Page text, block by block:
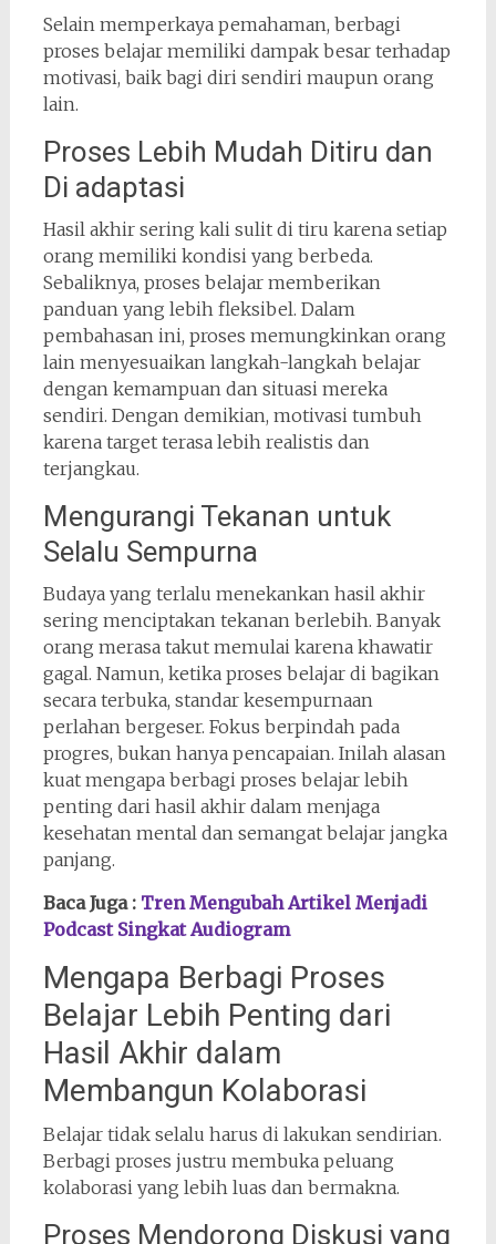
Selain memperkaya pemahaman, berbagi
proses belajar memiliki dampak besar terhadap
motivasi, baik bagi diri sendiri maupun orang
lain.
Proses Lebih Mudah Ditiru dan
Di adaptasi
Hasil akhir sering kali sulit di tiru karena setiap
orang memiliki kondisi yang berbeda.
Sebaliknya, proses belajar memberikan
panduan yang lebih fleksibel. Dalam
pembahasan ini, proses memungkinkan orang
lain menyesuaikan langkah-langkah belajar
dengan kemampuan dan situasi mereka
sendiri. Dengan demikian, motivasi tumbuh
karena target terasa lebih realistis dan
terjangkau.
Mengurangi Tekanan untuk
Selalu Sempurna
Budaya yang terlalu menekankan hasil akhir
sering menciptakan tekanan berlebih. Banyak
orang merasa takut memulai karena khawatir
gagal. Namun, ketika proses belajar di bagikan
secara terbuka, standar kesempurnaan
perlahan bergeser. Fokus berpindah pada
progres, bukan hanya pencapaian. Inilah alasan
kuat mengapa berbagi proses belajar lebih
penting dari hasil akhir dalam menjaga
kesehatan mental dan semangat belajar jangka
panjang.
Baca Juga : Tren Mengubah Artikel Menjadi
Podcast Singkat Audiogram
Mengapa Berbagi Proses
Belajar Lebih Penting dari
Hasil Akhir dalam
Membangun Kolaborasi
Belajar tidak selalu harus di lakukan sendirian.
Berbagi proses justru membuka peluang
kolaborasi yang lebih luas dan bermakna.
Proses Mendorong Diskusi yang